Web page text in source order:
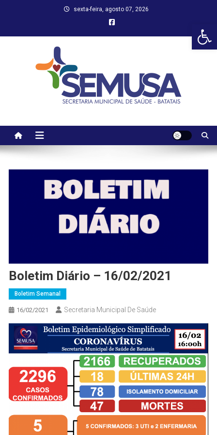
sexta-feira, agosto 07, 2026
Boletim Diário – 16/02/2021
Boletim Semanal
16/02/2021 Secretaria Municipal De Saúde